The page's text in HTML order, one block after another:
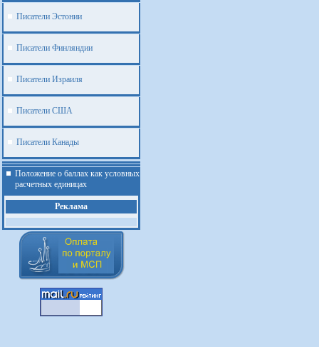
Писатели Эстонии
Писатели Финляндии
Писатели Израиля
Писатели США
Писатели Канады
Положение о баллах как условных
расчетных единицах
Реклама